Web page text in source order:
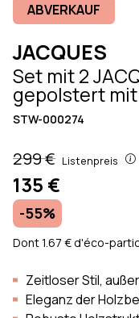
ABVERKAUF
JACQUES
Set mit 2
gepolstert
STW-000274
299 € Listenpreis
135 €
-55%
Dont 1.67 € d'éco-
Zeitloser Stil,
Eleganz der